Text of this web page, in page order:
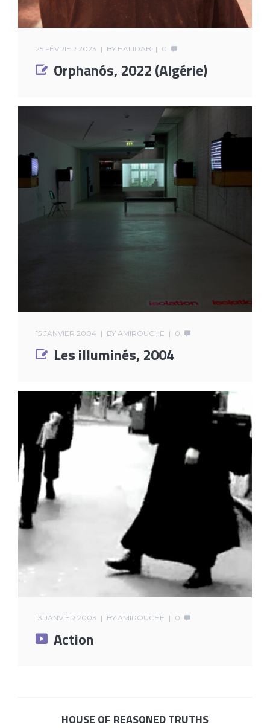
25 FÉVRIER 2023 BY HALIDAB 0
Orphanós, 2022 (Algérie)
15 JANVIER 2004 BY AMIROUCHE 0
Les illuminés, 2004
13 JANVIER 2003 BY AMIROUCHE 0
Action
HOUSE OF REASONED TRUTHS